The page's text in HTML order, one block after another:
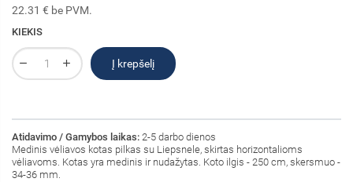
22.31 € be PVM.
KIEKIS
Į krepšelį
Atidavimo / Gamybos laikas: 2-5 darbo dienos
Medinis vėliavos kotas pilkas su Liepsnele, skirtas horizontalioms
vėliavoms. Kotas yra medinis ir nudažytas. Koto ilgis - 250 cm, skersmuo -
34-36 mm.